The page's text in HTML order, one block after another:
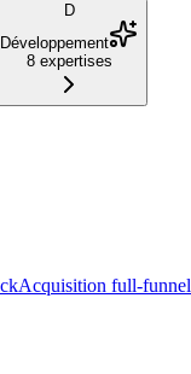
D
Développement
8 expertises
Acquisition full-funnel